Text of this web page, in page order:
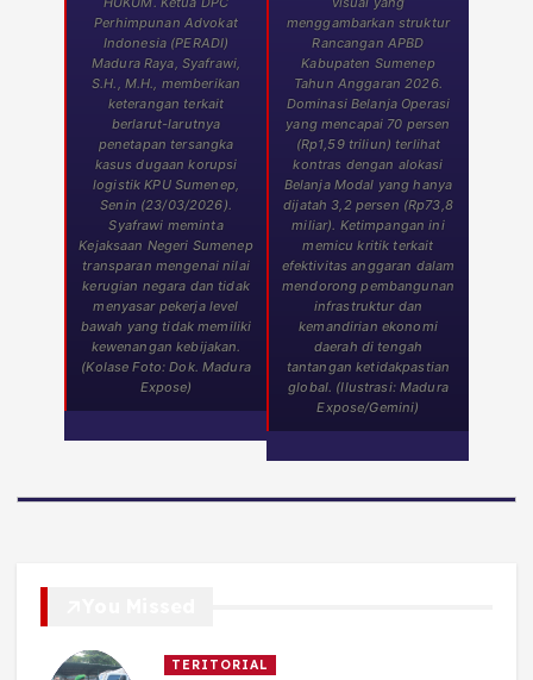
Perhimpunan Advokat
Indonesia (PERADI)
Madura Raya, Syafrawi,
S.H., M.H., memberikan
keterangan terkait
berlarut-larutnya
penetapan tersangka
kasus dugaan korupsi
logistik KPU Sumenep,
Senin (23/03/2026).
Syafrawi meminta
Kejaksaan Negeri Sumenep
transparan mengenai nilai
kerugian negara dan tidak
menyasar pekerja level
bawah yang tidak memiliki
kewenangan kebijakan.
(Kolase Foto: Dok. Madura
Expose)
menggambarkan struktur
Rancangan APBD
Kabupaten Sumenep
Tahun Anggaran 2026.
Dominasi Belanja Operasi
yang mencapai 70 persen
(Rp1,59 triliun) terlihat
kontras dengan alokasi
Belanja Modal yang hanya
dijatah 3,2 persen (Rp73,8
miliar). Ketimpangan ini
memicu kritik terkait
efektivitas anggaran dalam
mendorong pembangunan
infrastruktur dan
kemandirian ekonomi
daerah di tengah
tantangan ketidakpastian
global. (Ilustrasi: Madura
Expose/Gemini)
TERITORIAL